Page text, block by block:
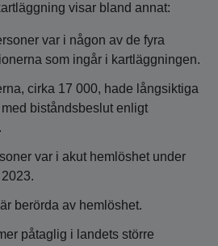
visar bland annat:
var i någon av de fyra
som ingår i kartläggningen.
cirka 17 000, hade långsiktiga
biståndsbeslut enligt
var i akut hemlöshet under
berörda av hemlöshet.
påtaglig i landets större